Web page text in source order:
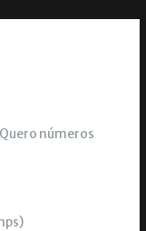
números